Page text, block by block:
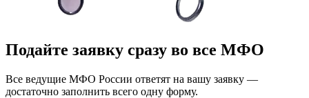
Подайте заявку сразу во все МФО
Все ведущие МФО России ответят на вашу заявку —
достаточно заполнить всего одну форму.